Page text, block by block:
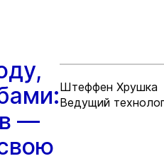
—
Штеффен Хрушка
Ведущий